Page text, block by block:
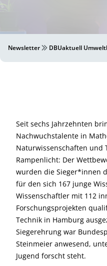
Newsletter DBUaktuell
Seit sechs Jahrzehnten
Nachwuchstalente in
Naturwissenschaften und
Rampenlicht: Der
wurden die Sieger*innen
für den sich 167 junge
Wissenschaftler mit 112
Forschungsprojekten
Technik in Hamburg
Siegerehrung war
Steinmeier anwesend,
Jugend forscht steht.